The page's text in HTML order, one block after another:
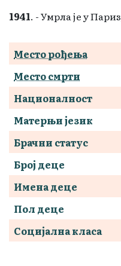
1941. - Умрла је у
Место рођења
Место смрти
Националност
Матерњи језик
Брачни статус
Број деце
Имена деце
Пол деце
Социјална класа